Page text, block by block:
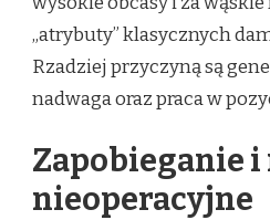
„atrybuty” klasycznych
Rzadziej przyczyną są
nadwaga oraz praca w
Zapobieganie
nieoperacyjne